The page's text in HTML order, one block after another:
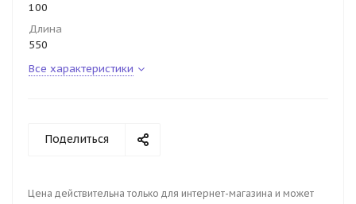
100
Длина
550
Все характеристики
Поделиться
Цена действительна только для интернет-магазина и может